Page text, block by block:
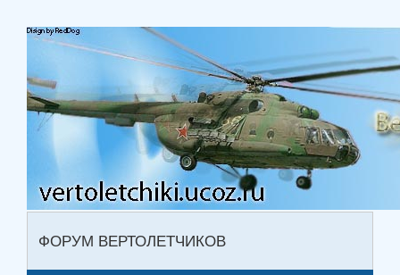
ФОРУМ ВЕРТОЛЕТЧИКОВ